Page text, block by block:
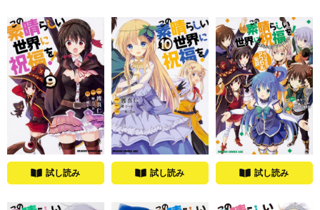
試し読み 試し読み 試し読み